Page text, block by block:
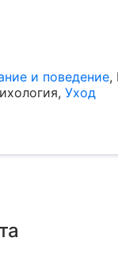
и поведение,
, Уход